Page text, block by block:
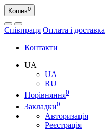
Кошик0
Співпраця Оплата і доставка
Контакти
UA
UA
RU
Порівняння0
Закладки0
Авторизація
Реєстрація